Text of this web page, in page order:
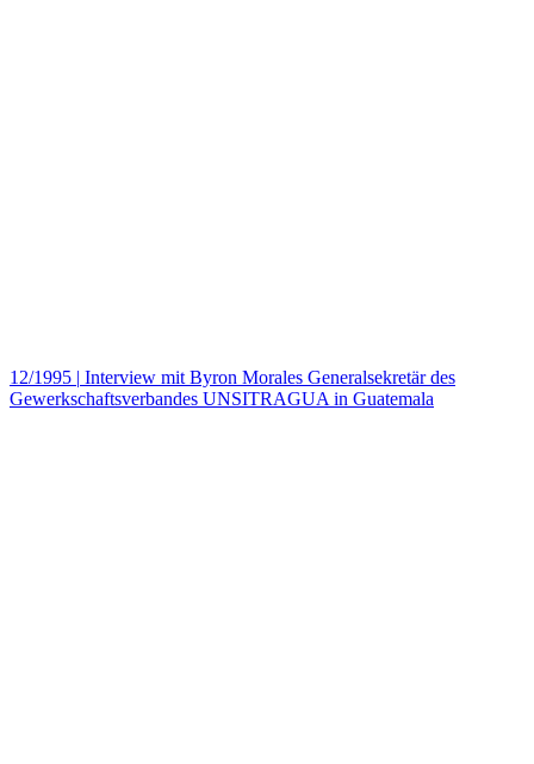
12/1995 | Interview mit Byron Morales Generalsekretär des
Gewerkschaftsverbandes UNSITRAGUA in Guatemala